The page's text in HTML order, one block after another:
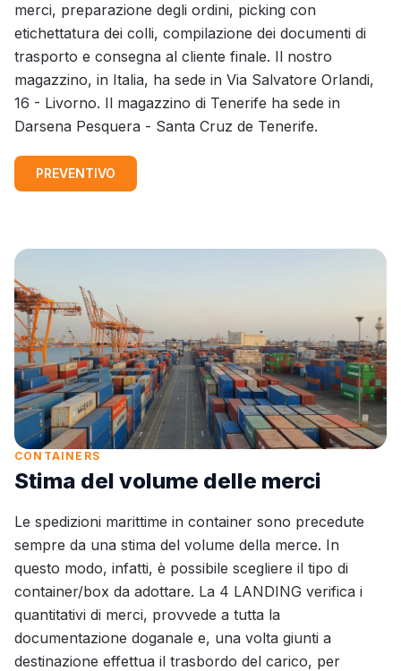
merci, preparazione degli ordini, picking con
etichettatura dei colli, compilazione dei documenti di
trasporto e consegna al cliente finale. Il nostro
magazzino, in Italia, ha sede in Via Salvatore Orlandi,
16 - Livorno. Il magazzino di Tenerife ha sede in
Darsena Pesquera - Santa Cruz de Tenerife.
PREVENTIVO
CONTAINERS
Stima del volume delle merci
Le spedizioni marittime in container sono precedute
sempre da una stima del volume della merce. In
questo modo, infatti, è possibile scegliere il tipo di
container/box da adottare. La 4 LANDING verifica i
quantitativi di merci, provvede a tutta la
documentazione doganale e, una volta giunti a
destinazione effettua il trasbordo del carico, per